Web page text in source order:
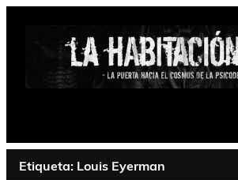
Saltar
Psychedelic, Stoner, Doom, Sludge,
Etiqueta: Louis Eyerman